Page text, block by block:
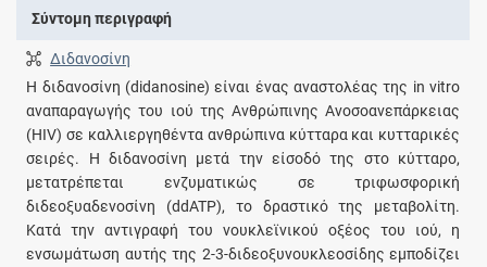
Σύντομη περιγραφή
Διδανοσίνη
Η διδανοσίνη (didanosine) είναι ένας αναστολέας της in vitro
αναπαραγωγής του ιού της Ανθρώπινης Ανοσοανεπάρκειας
(HIV) σε καλλιεργηθέντα ανθρώπινα κύτταρα και κυτταρικές
σειρές. Η διδανοσίνη μετά την είσοδό της στο κύτταρο,
μετατρέπεται ενζυματικώς σε τριφωσφορική
διδεοξυαδενοσίνη (ddATP), το δραστικό της μεταβολίτη.
Κατά την αντιγραφή του νουκλεϊνικού οξέος του ιού, η
ενσωμάτωση αυτής της 2-3-διδεοξυνουκλεοσίδης εμποδίζει